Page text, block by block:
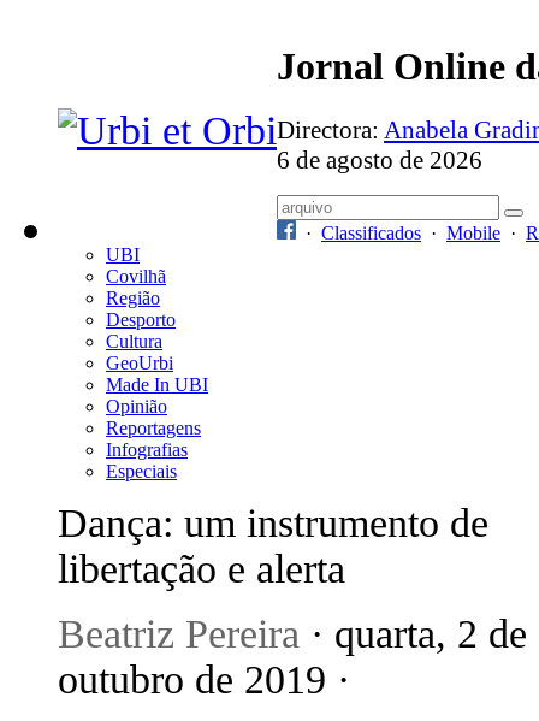
Jornal Online
Directora: Anabela
6 de agosto de 2026
· Classificados · Mobile ·
UBI
Covilhã
Região
Desporto
Cultura
GeoUrbi
Made In UBI
Opinião
Reportagens
Infografias
Especiais
Dança: um instrumento de
libertação e alerta
Beatriz Pereira · quarta, 2 de
outubro de 2019 ·